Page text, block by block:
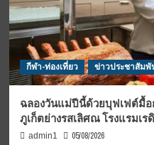
กีฬา-ท่องเที่ยว ข่าวประชาสัมพั
ฉลองวันแม่ปีนี้ด้วยบุฟเฟต์มื้อ
ภูเก็ตย่างรสเลิศณ โรงแรมเ
admin1 05/08/2026